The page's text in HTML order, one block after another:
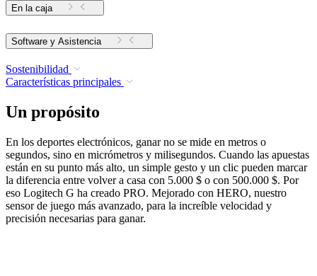
En la caja
Software y Asistencia
Sostenibilidad
Características principales
Un propósito
En los deportes electrónicos, ganar no se mide en metros o
segundos, sino en micrómetros y milisegundos. Cuando las apuestas
están en su punto más alto, un simple gesto y un clic pueden marcar
la diferencia entre volver a casa con 5.000 $ o con 500.000 $. Por
eso Logitech G ha creado PRO. Mejorado con HERO, nuestro
sensor de juego más avanzado, para la increíble velocidad y
precisión necesarias para ganar.